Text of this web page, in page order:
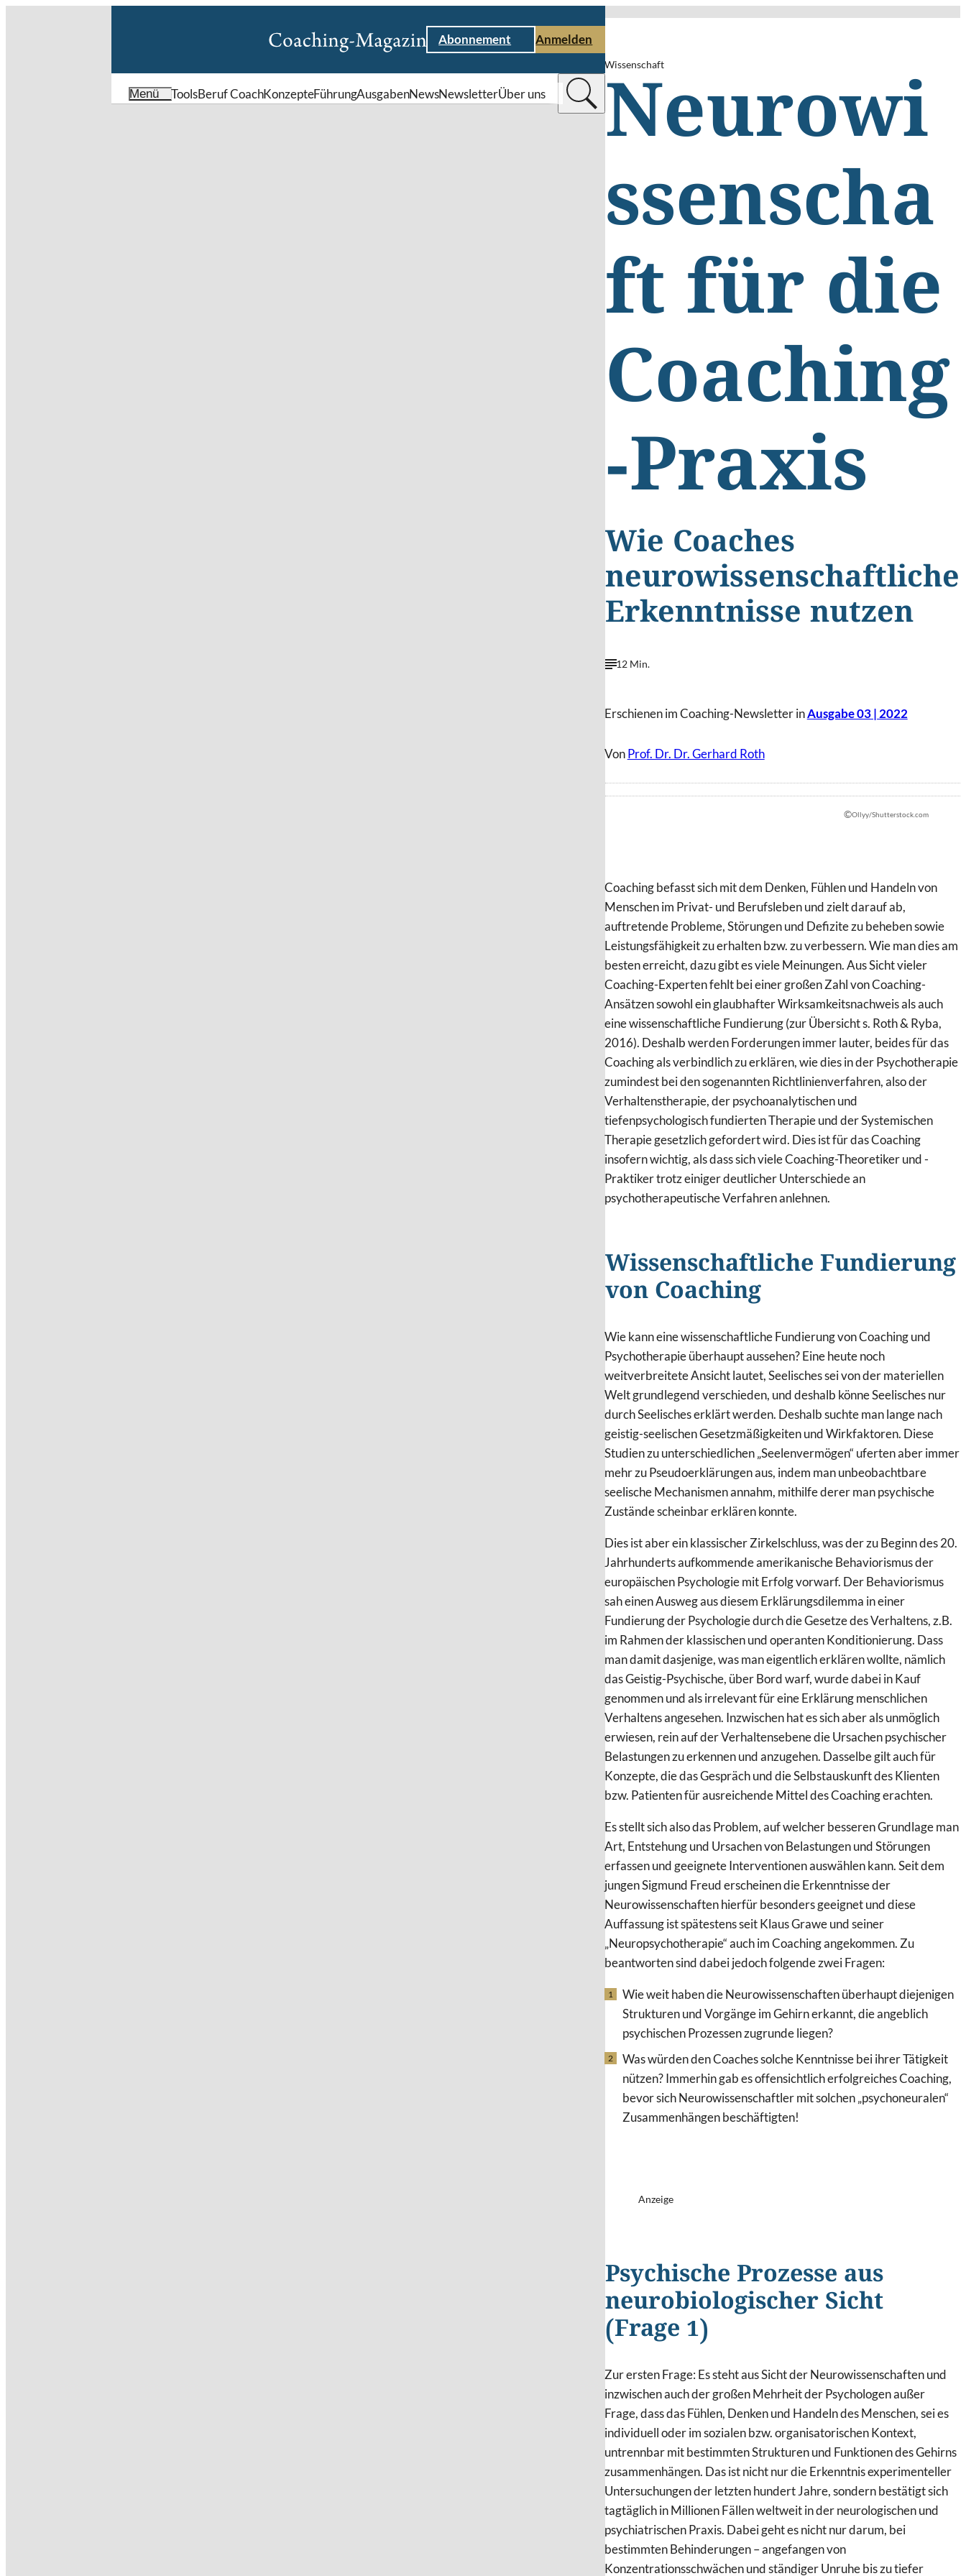
Abonnement Anmelden
Menü ToolsBeruf CoachKonzepteFührungAusgabenNewsNewsletterÜber uns
Wissenschaft
Neurowi
ssenscha
ft für die
Coaching
-Praxis
Wie Coaches
neurowissenschaftliche
Erkenntnisse nutzen
12 Min.
Erschienen im Coaching-Newsletter inAusgabe 03 | 2022
VonProf. Dr. Dr. Gerhard Roth
©Ollyy/Shutterstock.com
Coaching befasst sich mit dem Denken, Fühlen und Handeln von
Menschen im Privat- und Berufsleben und zielt darauf ab,
auftretende Probleme, Störungen und Defizite zu beheben sowie
Leistungsfähigkeit zu erhalten bzw. zu verbessern. Wie man dies am
besten erreicht, dazu gibt es viele Meinungen. Aus Sicht vieler
Coaching-Experten fehlt bei einer großen Zahl von Coaching-
Ansätzen sowohl ein glaubhafter Wirksamkeitsnachweis als auch
eine wissenschaftliche Fundierung (zur Übersicht s. Roth & Ryba,
2016). Deshalb werden Forderungen immer lauter, beides für das
Coaching als verbindlich zu erklären, wie dies in der Psychotherapie
zumindest bei den sogenannten Richtlinienverfahren, also der
Verhaltenstherapie, der psychoanalytischen und
tiefenpsychologisch fundierten Therapie und der Systemischen
Therapie gesetzlich gefordert wird. Dies ist für das Coaching
insofern wichtig, als dass sich viele Coaching-Theoretiker und -
Praktiker trotz einiger deutlicher Unterschiede an
psychotherapeutische Verfahren anlehnen.
Wissenschaftliche Fundierung
von Coaching
Wie kann eine wissenschaftliche Fundierung von Coaching und
Psychotherapie überhaupt aussehen? Eine heute noch
weitverbreitete Ansicht lautet, Seelisches sei von der materiellen
Welt grundlegend verschieden, und deshalb könne Seelisches nur
durch Seelisches erklärt werden. Deshalb suchte man lange nach
geistig-seelischen Gesetzmäßigkeiten und Wirkfaktoren. Diese
Studien zu unterschiedlichen „Seelenvermögen“ uferten aber immer
mehr zu Pseudoerklärungen aus, indem man unbeobachtbare
seelische Mechanismen annahm, mithilfe derer man psychische
Zustände scheinbar erklären konnte.
Dies ist aber ein klassischer Zirkelschluss, was der zu Beginn des 20.
Jahrhunderts aufkommende amerikanische Behaviorismus der
europäischen Psychologie mit Erfolg vorwarf. Der Behaviorismus
sah einen Ausweg aus diesem Erklärungsdilemma in einer
Fundierung der Psychologie durch die Gesetze des Verhaltens, z.B.
im Rahmen der klassischen und operanten Konditionierung. Dass
man damit dasjenige, was man eigentlich erklären wollte, nämlich
das Geistig-Psychische, über Bord warf, wurde dabei in Kauf
genommen und als irrelevant für eine Erklärung menschlichen
Verhaltens angesehen. Inzwischen hat es sich aber als unmöglich
erwiesen, rein auf der Verhaltensebene die Ursachen psychischer
Belastungen zu erkennen und anzugehen. Dasselbe gilt auch für
Konzepte, die das Gespräch und die Selbstauskunft des Klienten
bzw. Patienten für ausreichende Mittel des Coaching erachten.
Es stellt sich also das Problem, auf welcher besseren Grundlage man
Art, Entstehung und Ursachen von Belastungen und Störungen
erfassen und geeignete Interventionen auswählen kann. Seit dem
jungen Sigmund Freud erscheinen die Erkenntnisse der
Neurowissenschaften hierfür besonders geeignet und diese
Auffassung ist spätestens seit Klaus Grawe und seiner
„Neuropsychotherapie“ auch im Coaching angekommen. Zu
beantworten sind dabei jedoch folgende zwei Fragen:
Wie weit haben die Neurowissenschaften überhaupt diejenigen
Strukturen und Vorgänge im Gehirn erkannt, die angeblich
psychischen Prozessen zugrunde liegen?
Was würden den Coaches solche Kenntnisse bei ihrer Tätigkeit
nützen? Immerhin gab es offensichtlich erfolgreiches Coaching,
bevor sich Neurowissenschaftler mit solchen „psychoneuralen“
Zusammenhängen beschäftigten!
Anzeige
Psychische Prozesse aus
neurobiologischer Sicht
(Frage 1)
Zur ersten Frage: Es steht aus Sicht der Neurowissenschaften und
inzwischen auch der großen Mehrheit der Psychologen außer
Frage, dass das Fühlen, Denken und Handeln des Menschen, sei es
individuell oder im sozialen bzw. organisatorischen Kontext,
untrennbar mit bestimmten Strukturen und Funktionen des Gehirns
zusammenhängen. Das ist nicht nur die Erkenntnis experimenteller
Untersuchungen der letzten hundert Jahre, sondern bestätigt sich
tagtäglich in Millionen Fällen weltweit in der neurologischen und
psychiatrischen Praxis. Dabei geht es nicht nur darum, bei
bestimmten Behinderungen – angefangen von
Konzentrationsschwächen und ständiger Unruhe bis zu tiefer